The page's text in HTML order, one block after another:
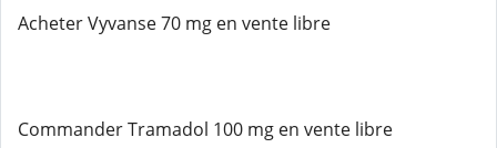
Acheter Vyvanse 70 mg en vente libre
Commander Tramadol 100 mg en vente libre